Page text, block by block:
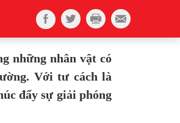
những nhân vật có
Với tư cách là
đẩy sự giải phóng